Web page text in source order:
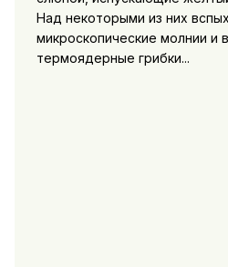
Над некоторыми из них
микроскопические молнии и
термоядерные грибки...